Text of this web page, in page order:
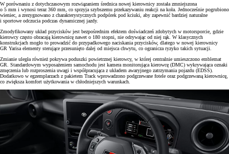
W porównaniu z dotychczasowym rozwiązaniem średnica nowej kierownicy została zmniejszona
o 5 mm i wynosi teraz 360 mm, co sprzyja szybszemu przekazywaniu reakcji na koła. Jednocześnie pogrubiono
wieniec, a zrezygnowano z charakterystycznych podpórek pod kciuki, aby zapewnić bardziej naturalne
i sportowe odczucia podczas dynamicznej jazdy.
Zmodyfikowany układ przycisków jest bezpośrednim efektem doświadczeń zdobytych w motorsporcie, gdzie
kierowcy często obracają kierownicę nawet o 180 stopni, nie odrywając od niej rąk. W klasycznych
konstrukcjach mogło to prowadzić do przypadkowego naciskania przycisków, dlatego w nowej kierownicy
GR Yarisa elementy sterujące przesunięto dalej od miejsca chwytu, co ogranicza ryzyko takich sytuacji.
Zmianie uległa również pokrywa poduszki powietrznej kierowcy, w której centralnie umieszczono emblemat
GR. Standardowym wyposażeniem samochodu jest kamera monitorująca kierowcę (DMC) wykrywająca oznaki
zmęczenia lub rozproszenia uwagi i współpracująca z układem awaryjnego zatrzymania pojazdu (EDSS).
Dodatkowo w egzemplarzach z pakietem Track wprowadzono podgrzewane fotele oraz podgrzewaną kierownicę,
co zwiększa komfort użytkowania w chłodniejszych warunkach.